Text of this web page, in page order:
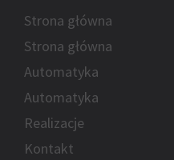
Strona główna
Strona główna
Automatyka
Automatyka
Realizacje
Kontakt